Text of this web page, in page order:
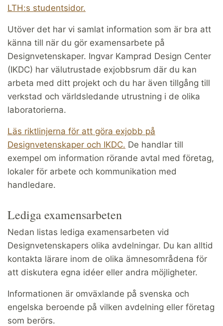
LTH:s studentsidor.
Utöver det har vi samlat information som är bra att
känna till när du gör examensarbete på
Designvetenskaper. Ingvar Kamprad Design Center
(IKDC) har välutrustade exjobbsrum där du kan
arbeta med ditt projekt och du har även tillgång till
verkstad och världsledande utrustning i de olika
laboratorierna.
Läs riktlinjerna för att göra exjobb på
Designvetenskaper och IKDC. De handlar till
exempel om information rörande avtal med företag,
lokaler för arbete och kommunikation med
handledare.
Lediga examensarbeten
Nedan listas lediga examensarbeten vid
Designvetenskapers olika avdelningar. Du kan alltid
kontakta lärare inom de olika ämnesområdena för
att diskutera egna idéer eller andra möjligheter.
Informationen är omväxlande på svenska och
engelska beroende på vilken avdelning eller företag
som berörs.